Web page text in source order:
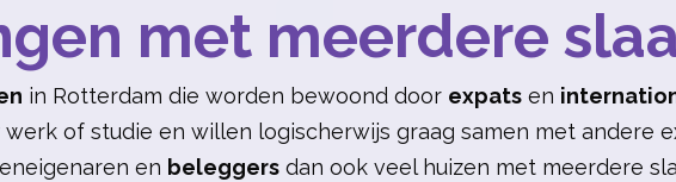
met meerdere
in Rotterdam die worden bewoond door expatsen
of studie en willen logischerwijs graag samen met andere
en beleggers dan ook veel huizen met meerdere